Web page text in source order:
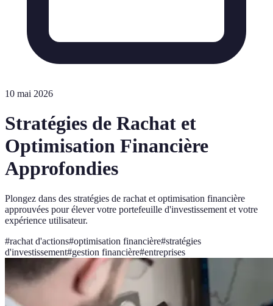
10 mai 2026
Stratégies de Rachat et
Optimisation Financière
Approfondies
Plongez dans des stratégies de rachat et optimisation financière
approuvées pour élever votre portefeuille d'investissement et votre
expérience utilisateur.
#rachat d'actions#optimisation financière#stratégies
d'investissement#gestion financière#entreprises